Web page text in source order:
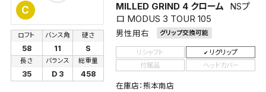
C MILLED GRIND 4 クローム
NSプ
ロ MODUS 3 TOUR 105
男性用右 グリップ交換可能
ロフト
58
バンス角
11
硬さ
S
長さ
35
バランス
D 3
総重量
458
リシャフト
リグリップ
付属品
ヘッドカバー
在庫店：熊本南店